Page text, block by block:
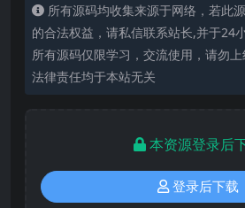
所有源码均收集来源于网络，若此
的合法权益，请私信联系站长,并于24
所有源码仅限学习，交流使用，请勿
法律责任均于本站无关
本资源登录后
登录后下载